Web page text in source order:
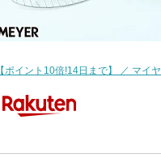
【ポイント10倍!14日まで】 ／ マイ